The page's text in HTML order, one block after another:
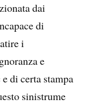
dai
di
i
e
di certa stampa
sinistrume